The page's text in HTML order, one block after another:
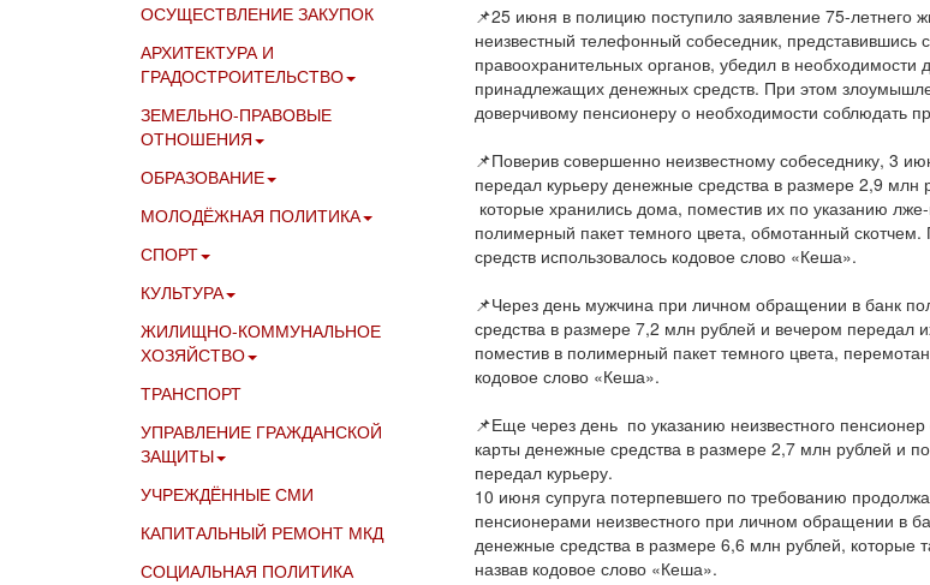
📌25 июня в полицию поступило заявление 75-летнего
неизвестный телефонный собеседник, представившись
правоохранительных органов, убедил в необходимости
принадлежащих денежных средств. При этом
доверчивому пенсионеру о необходимости соблюдать
📌Поверив совершенно неизвестному собеседнику, 3
передал курьеру денежные средства в размере 2,9 млн
которые хранились дома, поместив их по указанию
полимерный пакет темного цвета, обмотанный
средств использовалось кодовое слово «Кеша».
📌Через день мужчина при личном обращении в банк
средства в размере 7,2 млн рублей и вечером передал
поместив в полимерный пакет темного цвета,
кодовое слово «Кеша».
📌Еще через день по указанию неизвестного пенсионер
карты денежные средства в размере 2,7 млн рублей и
передал курьеру.
10 июня супруга потерпевшего по требованию
пенсионерами неизвестного при личном обращении в
денежные средства в размере 6,6 млн рублей, которые
назвав кодовое слово «Кеша».
ОСУЩЕСТВЛЕНИЕ ЗАКУПОК
АРХИТЕКТУРА И
ГРАДОСТРОИТЕЛЬСТВО
ЗЕМЕЛЬНО-ПРАВОВЫЕ
ОТНОШЕНИЯ
ОБРАЗОВАНИЕ
МОЛОДЁЖНАЯ ПОЛИТИКА
СПОРТ
КУЛЬТУРА
ЖИЛИЩНО-КОММУНАЛЬНОЕ
ХОЗЯЙСТВО
ТРАНСПОРТ
УПРАВЛЕНИЕ ГРАЖДАНСКОЙ
ЗАЩИТЫ
УЧРЕЖДЁННЫЕ СМИ
КАПИТАЛЬНЫЙ РЕМОНТ МКД
СОЦИАЛЬНАЯ ПОЛИТИКА